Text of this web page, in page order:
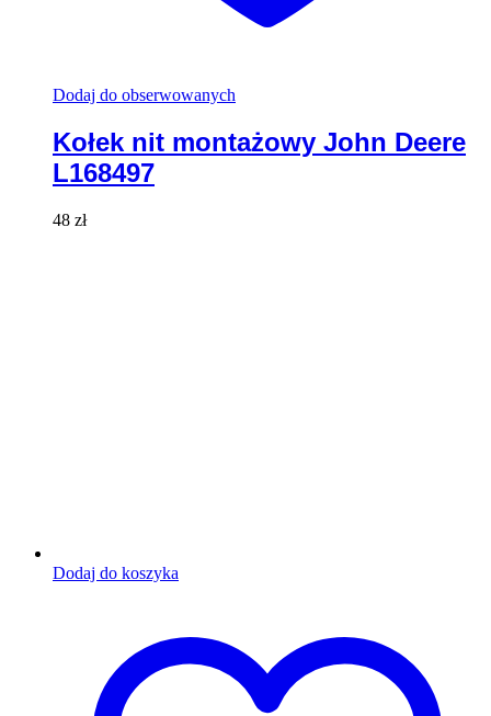
Dodaj do obserwowanych
Kołek nit montażowy John Deere
L168497
48 zł
Dodaj do koszyka